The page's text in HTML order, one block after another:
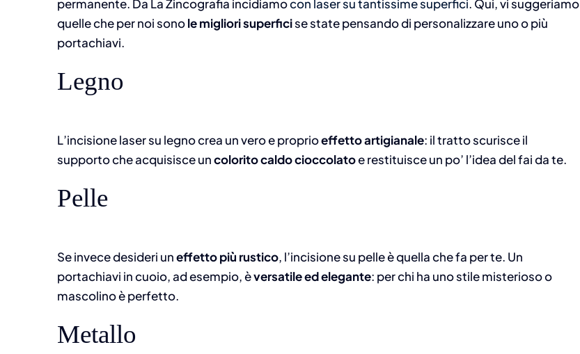
permanente. Da La Zincografia incidiamocon laser su tantissime superfici. Qui, vi suggeriamo
quelle che per noi sonole migliori superficise state pensando di personalizzare uno o più
portachiavi.
Legno
L’incisione laser su legno crea un vero e proprioeffetto artigianale: il tratto scurisce il
supporto che acquisisce uncolorito caldo cioccolatoe restituisce un po’ l’idea del fai da te.
Pelle
Se invece desideri uneffetto più rustico, l’incisione su pelle è quella che fa per te. Un
portachiavi in cuoio, ad esempio, èversatile ed elegante: per chi ha uno stile misterioso o
mascolino è perfetto.
Metallo